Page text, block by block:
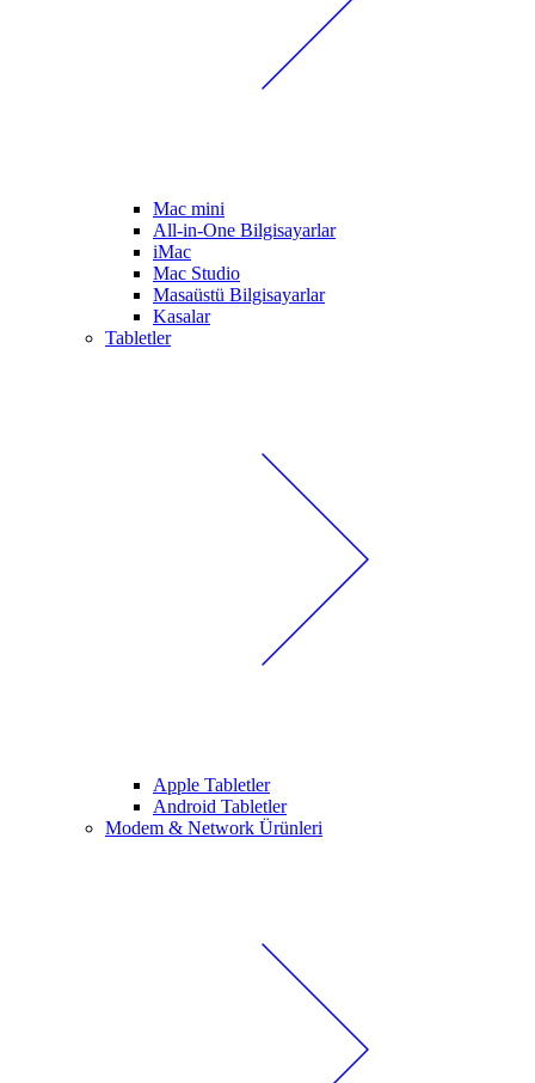
Mac mini
All-in-One Bilgisayarlar
iMac
Mac Studio
Masaüstü Bilgisayarlar
Kasalar
Tabletler
Apple Tabletler
Android Tabletler
Modem & Network Ürünleri